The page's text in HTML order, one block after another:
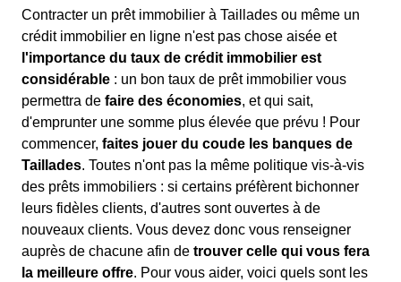
Contracter un prêt immobilier à Taillades ou même un
crédit immobilier en ligne n'est pas chose aisée et
l'importance du taux de crédit immobilier est
considérable : un bon taux de prêt immobilier vous
permettra de faire des économies, et qui sait,
d'emprunter une somme plus élevée que prévu ! Pour
commencer, faites jouer du coude les banques de
Taillades. Toutes n'ont pas la même politique vis-à-vis
des prêts immobiliers : si certains préfèrent bichonner
leurs fidèles clients, d'autres sont ouvertes à de
nouveaux clients. Vous devez donc vous renseigner
auprès de chacune afin de trouver celle qui vous fera
la meilleure offre. Pour vous aider, voici quels sont les